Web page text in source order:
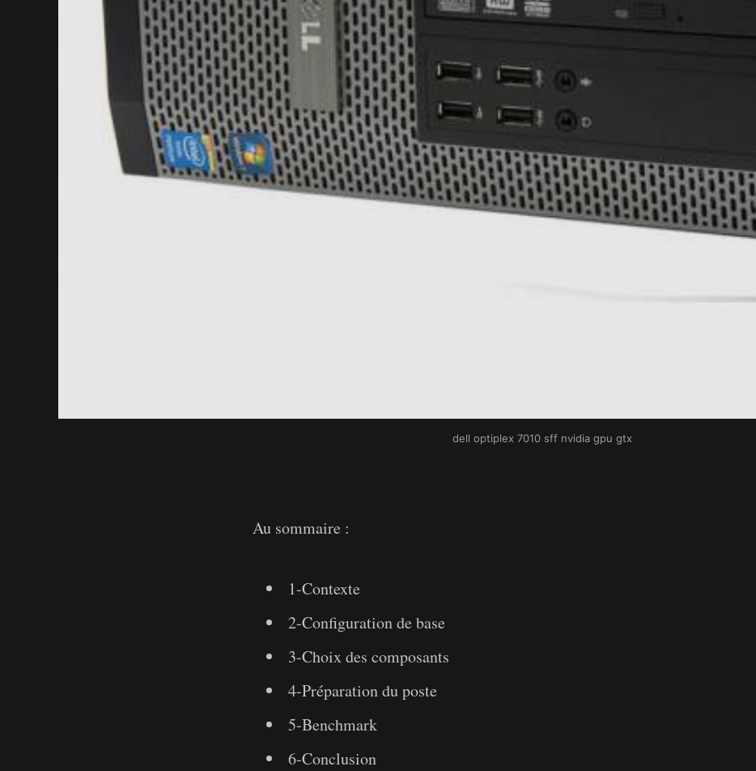
dell optiplex 7010 sff nvidia gpu gtx
Au sommaire :
1-Contexte
2-Configuration de base
3-Choix des composants
4-Préparation du poste
5-Benchmark
6-Conclusion